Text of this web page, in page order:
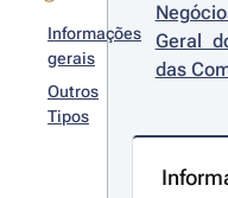
Informações
gerais
Outros
Tipos
Geral
das